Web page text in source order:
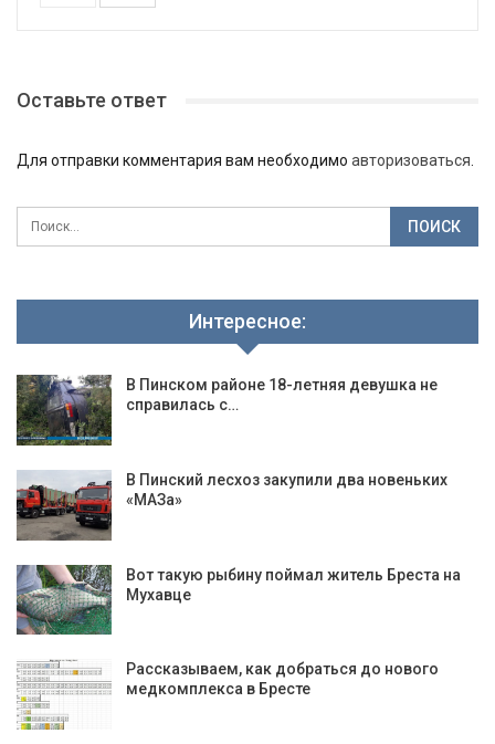
Оставьте ответ
Для отправки комментария вам необходимо авторизоваться.
Интересное:
В Пинском районе 18-летняя девушка не
справилась с…
В Пинский лесхоз закупили два новеньких
«МАЗа»
Вот такую рыбину поймал житель Бреста на
Мухавце
Рассказываем, как добраться до нового
медкомплекса в Бресте